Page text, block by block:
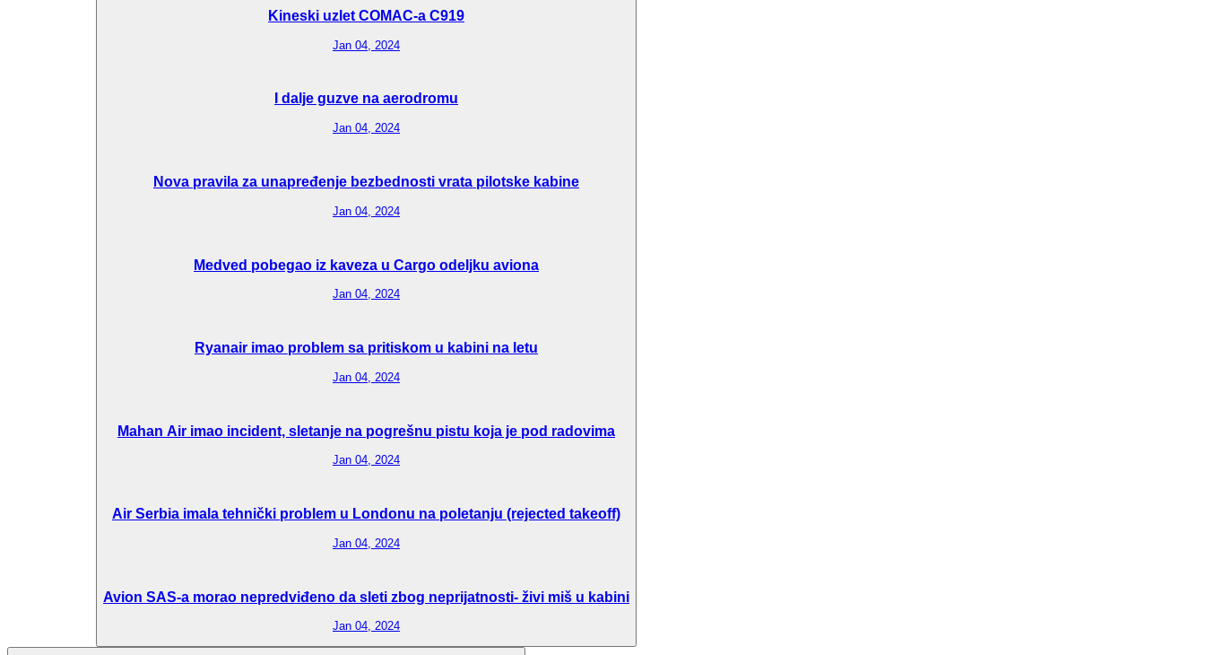
Kineski uzlet COMAC-a C919
Jan 04, 2024
I dalje guzve na aerodromu
Jan 04, 2024
Nova pravila za unapređenje bezbednosti vrata pilotske kabine
Jan 04, 2024
Medved pobegao iz kaveza u Cargo odeljku aviona
Jan 04, 2024
Ryanair imao problem sa pritiskom u kabini na letu
Jan 04, 2024
Mahan Air imao incident, sletanje na pogrešnu pistu koja je pod radovima
Jan 04, 2024
Air Serbia imala tehnički problem u Londonu na poletanju (rejected takeoff)
Jan 04, 2024
Avion SAS-a morao nepredviđeno da sleti zbog neprijatnosti- živi miš u kabini
Jan 04, 2024